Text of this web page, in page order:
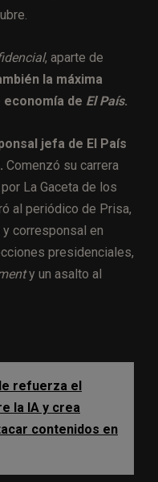
, aparte de
la máxima
de El País.
jefa de El País
Comenzó su carrera
La Gaceta de los
al periódico de Prisa,
corresponsal en
presidenciales,
y un asalto al
refuerza el
la IA y crea
contenidos en